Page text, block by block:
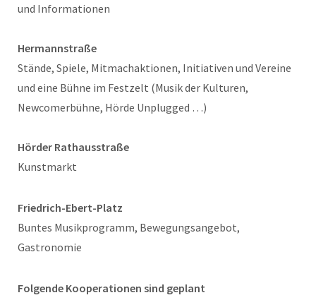
und Informationen
Hermannstraße
Stände, Spiele, Mitmachaktionen, Initiativen und Vereine
und eine Bühne im Festzelt (Musik der Kulturen,
Newcomerbühne, Hörde Unplugged …)
Hörder Rathausstraße
Kunstmarkt
Friedrich-Ebert-Platz
Buntes Musikprogramm, Bewegungsangebot,
Gastronomie
Folgende Kooperationen sind geplant